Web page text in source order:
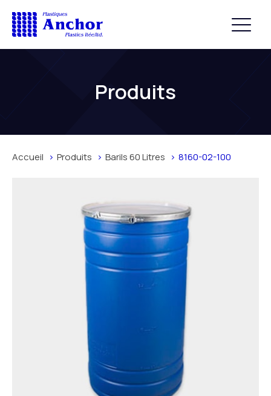
Produits
Accueil Produits Barils 60 Litres 8160-02-100